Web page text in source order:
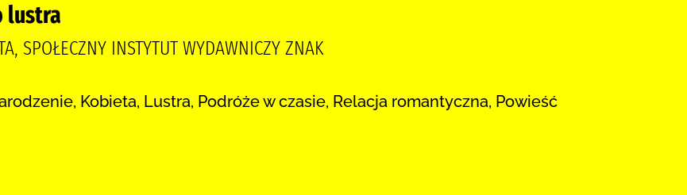
lustra
SPOŁECZNY INSTYTUT WYDAWNICZY ZNAK
Kobieta, Lustra, Podróże w czasie, Relacja romantyczna, Powieść